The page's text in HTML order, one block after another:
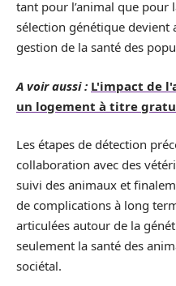
tant pour l’animal que pour
sélection génétique devient
gestion de la santé des
A voir aussi : L'impact de
un logement à titre
Les étapes de détection
collaboration avec des
suivi des animaux et
de complications à long
articulées autour de la
seulement la santé des
sociétal.